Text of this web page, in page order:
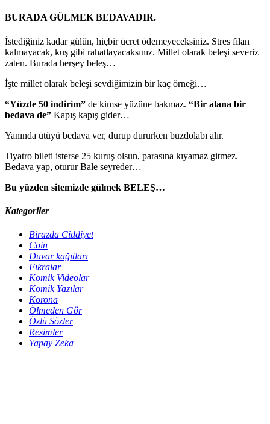
BURADA GÜLMEK BEDAVADIR.
İstediğiniz kadar gülün, hiçbir ücret ödemeyeceksiniz. Stres filan
kalmayacak, kuş gibi rahatlayacaksınız. Millet olarak beleşi severiz
zaten. Burada herşey beleş…
İşte millet olarak beleşi sevdiğimizin bir kaç örneği…
“Yüzde 50 indirim” de kimse yüzüne bakmaz. “Bir alana bir
bedava de” Kapış kapış gider…
Yanında ütüyü bedava ver, durup dururken buzdolabı alır.
Tiyatro bileti isterse 25 kuruş olsun, parasına kıyamaz gitmez.
Bedava yap, oturur Bale seyreder…
Bu yüzden sitemizde gülmek BELEŞ…
Kategoriler
Birazda Ciddiyet
Coin
Duvar kağıtları
Fıkralar
Komik Videolar
Komik Yazılar
Korona
Ölmeden Gör
Özlü Sözler
Resimler
Yapay Zeka